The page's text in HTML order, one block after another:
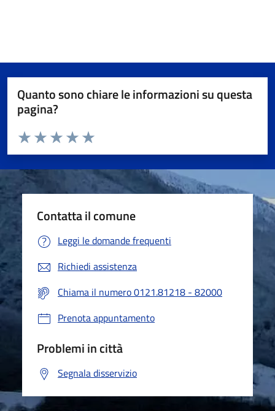
Quanto sono chiare le informazioni su questa
pagina?
Valuta da 1 a 5 stelle la pagina
Valuta 5 stelle su 5
Valuta 4 stelle su 5
Valuta 3 stelle su 5
Valuta 2 stelle su 5
Valuta 1 stelle su 5
Contatta il comune
Leggi le domande frequenti
Richiedi assistenza
Chiama il numero 0121.81218 - 82000
Prenota appuntamento
Problemi in città
Segnala disservizio